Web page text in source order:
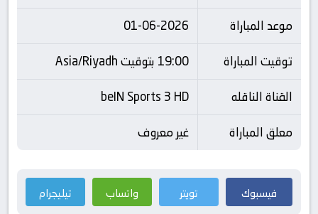
موعد المباراة
01-06-2026
توقيت المباراة
19:00 بتوقيت Asia/Riyadh
القناة الناقله
beIN Sports 3 HD
معلق المباراة
غير معروف
فيسبوك تويتر واتساب تيليجرام